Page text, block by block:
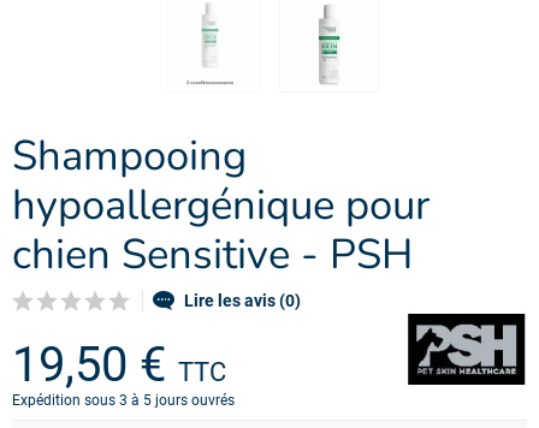
Shampooing
hypoallergénique pour
chien Sensitive - PSH
Lire les avis (0)
19,50 € TTC
Expédition sous 3 à 5 jours ouvrés